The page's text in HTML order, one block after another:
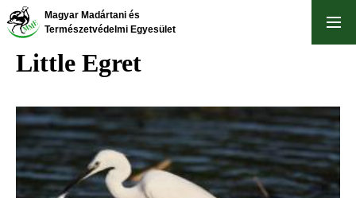
Skip
to
content
Magyar Madártani és
Természetvédelmi Egyesület
Little Egret